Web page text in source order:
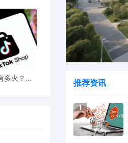
多火？
推荐资讯
1